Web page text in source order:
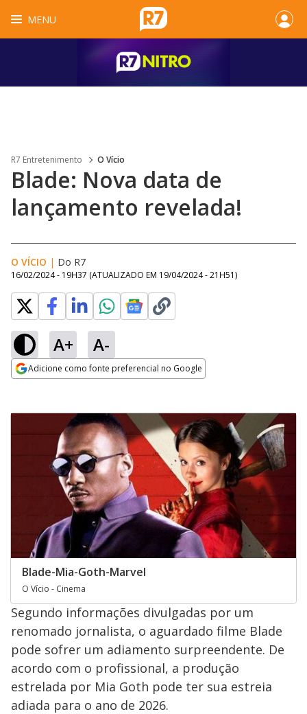
MENU
R7 Entretenimento O Vício
Blade: Nova data de
lançamento revelada!
O VÍCIO | Do R7
16/02/2024 - 19H37 (ATUALIZADO EM 19/04/2024 - 21H51)
A+ A-
Adicione como fonte preferencial no Google
Blade-Mia-Goth-Marvel
O Vício - Cinema
Segundo informações divulgadas por um
renomado jornalista, o aguardado filme Blade
pode sofrer um adiamento surpreendente. De
acordo com o profissional, a produção
estrelada por Mia Goth pode ter sua estreia
adiada para o ano de 2026.